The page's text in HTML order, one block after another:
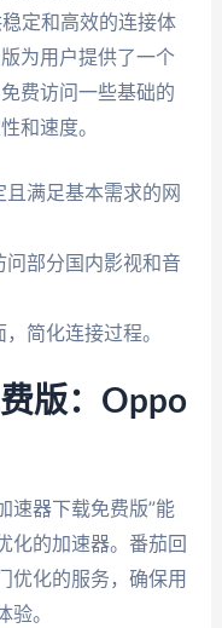
定和高效的连接体
为用户提供了一个
费访问一些基础的
和速度。
满足基本需求的网
部分国内影视和音
简化连接过程。
版：Oppo
速器下载免费版”能
化的加速器。番茄回
优化的服务，确保用
。